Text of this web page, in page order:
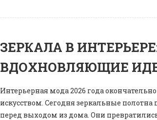
ЗЕРКАЛА В
ВДОХНОВЛЯЮЩИЕ
Интерьерная мода 2026 года
искусством. Сегодня зеркальные
перед выходом из дома. Они